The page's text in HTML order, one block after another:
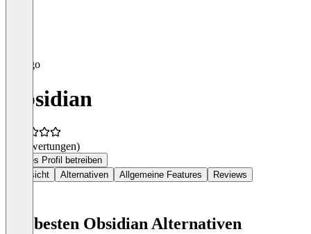
Obsidian
(0 Bewertungen)
Dieses Profil betreiben
Übersicht
Alternativen Allgemeine Features Reviews
Die besten Obsidian Alternativen